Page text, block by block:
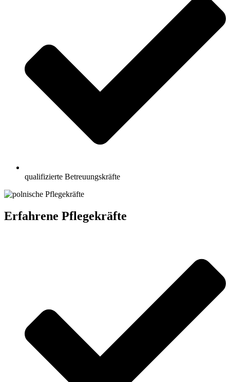
qualifizierte Betreuungskräfte
Erfahrene Pflegekräfte